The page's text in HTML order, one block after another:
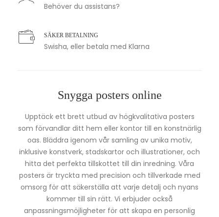
Behöver du assistans?
SÄKER BETALNING
Swisha, eller betala med Klarna
Snygga posters online
Upptäck ett brett utbud av högkvalitativa posters
som förvandlar ditt hem eller kontor till en konstnärlig
oas. Bläddra igenom vår samling av unika motiv,
inklusive konstverk, stadskartor och illustrationer, och
hitta det perfekta tillskottet till din inredning. Våra
posters är tryckta med precision och tillverkade med
omsorg för att säkerställa att varje detalj och nyans
kommer till sin rätt. Vi erbjuder också
anpassningsmöjligheter för att skapa en personlig